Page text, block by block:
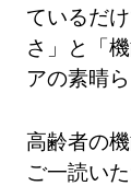
ているだ
さ」と「
アの素晴
高齢者の
ご一読い